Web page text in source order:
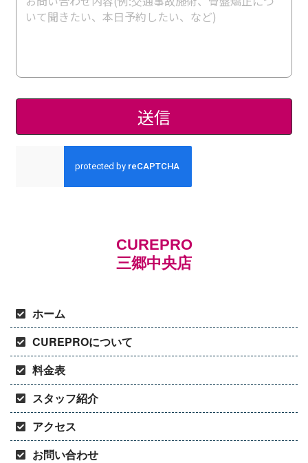
CUREPRO
三郷中央店
ホーム
CUREPROについて
料金表
スタッフ紹介
アクセス
お問い合わせ